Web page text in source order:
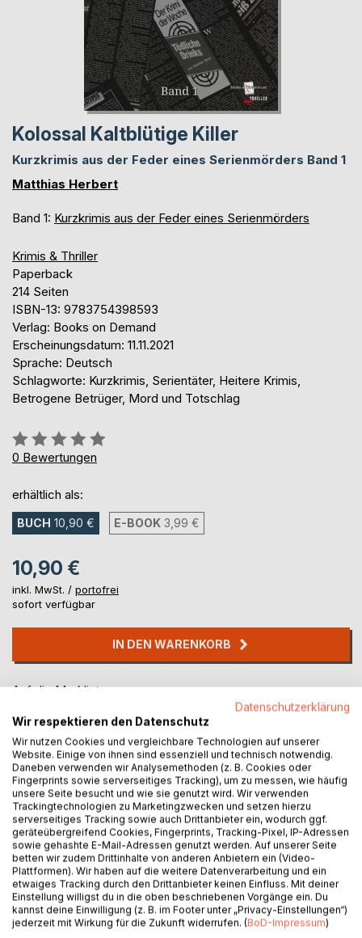
Kolossal Kaltblütige Killer
Kurzkrimis aus der Feder eines Serienmörders Band 1
Matthias Herbert
Band 1: Kurzkrimis aus der Feder eines Serienmörders
Krimis & Thriller
Paperback
214 Seiten
ISBN-13: 9783754398593
Verlag: Books on Demand
Erscheinungsdatum: 11.11.2021
Sprache: Deutsch
Schlagworte: Kurzkrimis, Serientäter, Heitere Krimis,
Betrogene Betrüger, Mord und Totschlag
Bewertung::
0%
0 Bewertungen
erhältlich als:
BUCH 10,90 € E-BOOK 3,99 €
10,90 €
inkl. MwSt. / portofrei
sofort verfügbar
IN DEN WARENKORB
Auf die Merkliste
BESCHREIBUNG
Neunzehn kriminelle Geschichten zwischen hochspannend
und lustig; von ermordeten Mördern, betrogenen
Betrügern, falschen Opfern und überraschend lebendigen
Leichen.
Datenschutzerklärung
Wir respektieren den Datenschutz
Wir nutzen Cookies und vergleichbare Technologien auf unserer
Website. Einige von ihnen sind essenziell und technisch notwendig.
Daneben verwenden wir Analysemethoden (z. B. Cookies oder
Fingerprints sowie serverseitiges Tracking), um zu messen, wie häufig
unsere Seite besucht und wie sie genutzt wird. Wir verwenden
Trackingtechnologien zu Marketingzwecken und setzen hierzu
serverseitiges Tracking sowie auch Drittanbieter ein, wodurch ggf.
geräteübergreifend Cookies, Fingerprints, Tracking-Pixel, IP-Adressen
sowie gehashte E-Mail-Adressen genutzt werden. Auf unserer Seite
betten wir zudem Drittinhalte von anderen Anbietern ein (Video-
Plattformen). Wir haben auf die weitere Datenverarbeitung und ein
etwaiges Tracking durch den Drittanbieter keinen Einfluss. Mit deiner
Einstellung willigst du in die oben beschriebenen Vorgänge ein. Du
kannst deine Einwilligung (z. B. im Footer unter „Privacy-Einstellungen“)
jederzeit mit Wirkung für die Zukunft widerrufen. (BoD-Impressum)